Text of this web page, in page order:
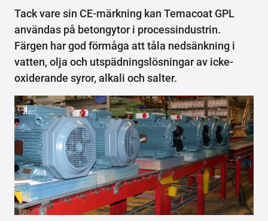
Tack vare sin CE-märkning kan Temacoat GPL
användas på betongytor i processindustrin.
Färgen har god förmåga att tåla nedsänkning i
vatten, olja och utspädningslösningar av icke-
oxiderande syror, alkali och salter.